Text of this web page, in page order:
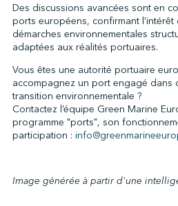
Des discussions avancées sont en
ports européens, confirmant
démarches environnementales
adaptées aux réalités portuaires.
Vous êtes une autorité portuaire
accompagnez un port engagé dans
transition environnementale ?
Contactez l’équipe Green Marine
programme "ports", son
participation :
Image générée à partir d'une